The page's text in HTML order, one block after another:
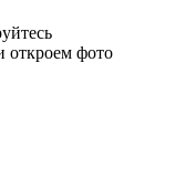
откроем фото